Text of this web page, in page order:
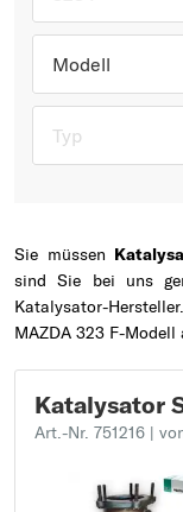
Modell
Typ
Sie müssen
sind Sie bei uns
Katalysator-
MAZDA 323 F-Modell
Katalysator
Art.-Nr. 751216 |